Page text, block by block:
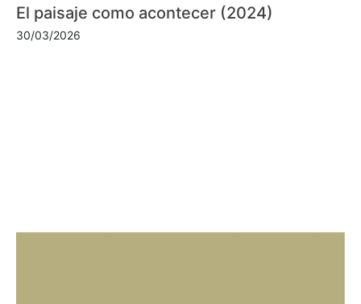
El paisaje como acontecer (2024)
30/03/2026